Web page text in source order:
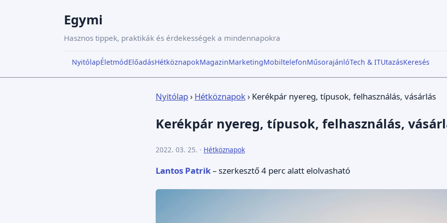
Egymi
Hasznos tippek, praktikák és érdekességek a mindennapokra
NyitólapÉletmódElőadásHétköznapokMagazinMarketingMobiltelefonMűsorajánlóTech & ITUtazásKeresés
Nyitólap› Hétköznapok› Kerékpár nyereg, típusok, felhasználás, vásárlás
Kerékpár nyereg, típusok, felhasználás,
2022. 03. 25. · Hétköznapok
Lantos Patrik– szerkesztő4 perc alatt elolvasható